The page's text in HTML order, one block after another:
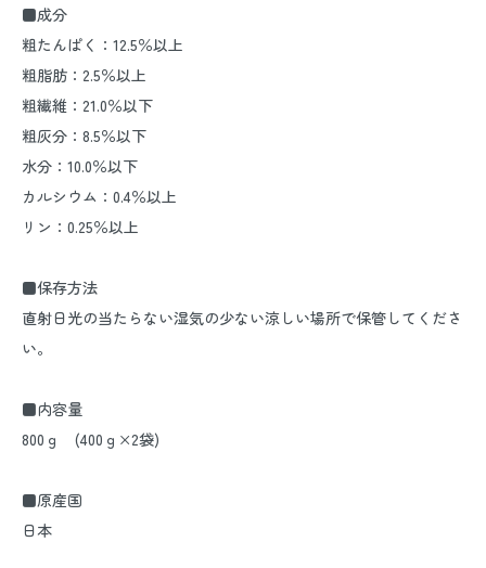
■成分
粗たんぱく：12.5％以上
粗脂肪：2.5％以上
粗繊維：21.0％以下
粗灰分：8.5％以下
水分：10.0％以下
カルシウム：0.4％以上
リン：0.25％以上
■保存方法
直射日光の当たらない湿気の少ない涼しい場所で保管してくださ
い。
■内容量
800ｇ (400ｇ×2袋)
■原産国
日本